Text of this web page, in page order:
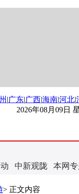
|广东|广西|海南|河北|
2026年08月09日
中新观陇 本网
> 正文内容